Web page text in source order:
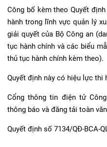
Công bố kèm theo Quyết
hành trong lĩnh vực quản lý
giải quyết của Bộ Công an
tục hành chính và các biểu
thủ tục hành chính kèm theo).
Quyết định này có hiệu lực thi
Cổng thông tin điện tử
thông báo và đăng tải toàn
Quyết định số 7134/QĐ-BCA-